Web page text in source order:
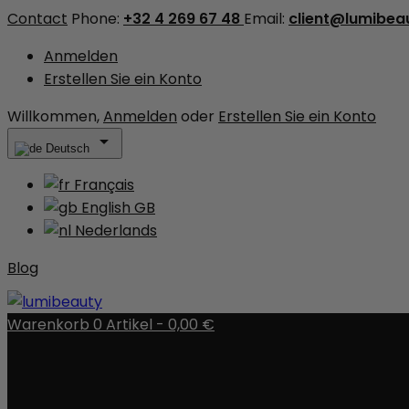
Contact Phone: +32 4 269 67 48 Email:
Anmelden
Erstellen Sie ein Konto
Willkommen,Anmelden oder Erstellen Sie ein Konto
Deutsch 
Français
English GB
Nederlands
Blog
Warenkorb 0 Artikel - 0,00 €